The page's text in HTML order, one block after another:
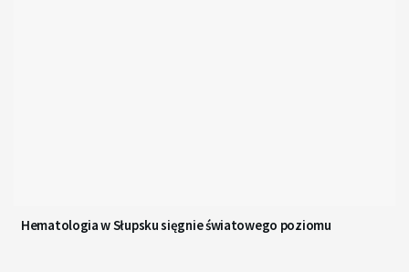
Hematologia w Słupsku sięgnie światowego poziomu